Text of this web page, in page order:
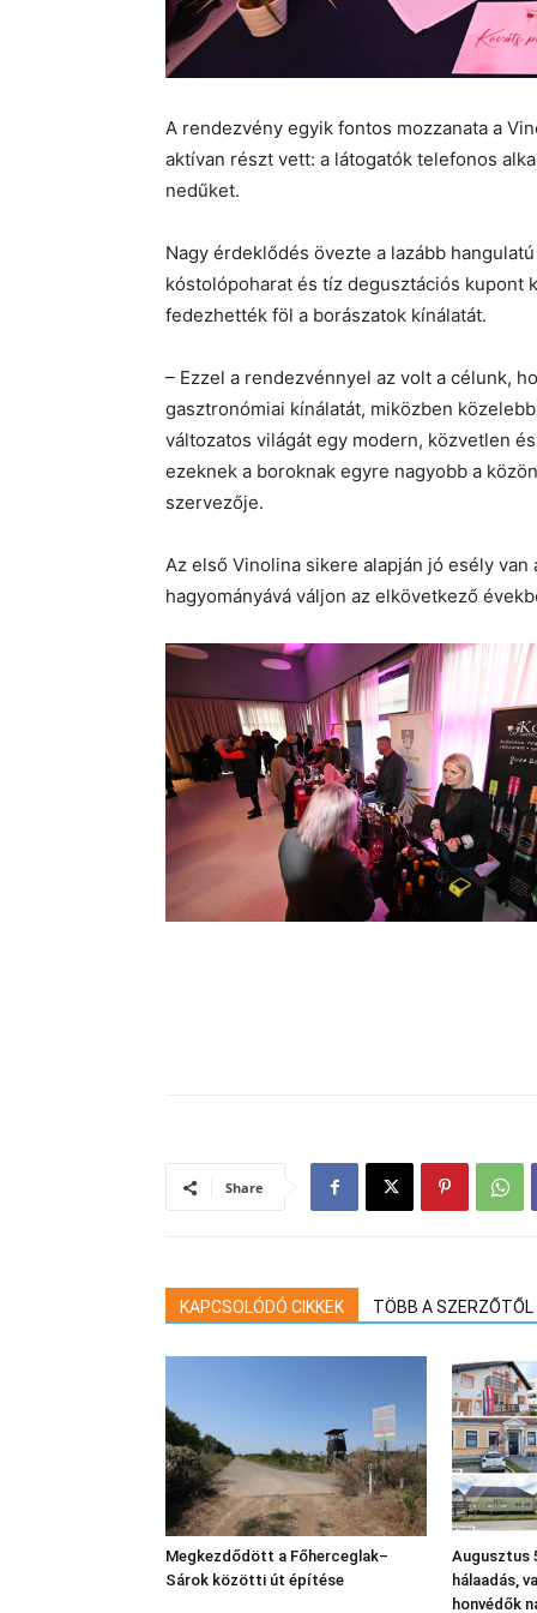
A rendezvény egyik fontos mozzanata a
aktívan részt vett: a látogatók telefonos
nedűket.
Nagy érdeklődés övezte a lazább
kóstolópoharat és tíz degusztációs kupont
fedezhették föl a borászatok kínálatát.
– Ezzel a rendezvénnyel az volt a célunk,
gasztronómiai kínálatát, miközben
változatos világát egy modern, közvetlen
ezeknek a boroknak egyre nagyobb a
szervezője.
Az első Vinolina sikere alapján jó esély
hagyományává váljon az elkövetkező
Share
KAPCSOLÓDÓ CIKKEK TÖBB A SZERZŐTŐL
Megkezdődött a Főherceglak–
Sárok közötti út építése
Augusztus
hálaadás,
honvédők